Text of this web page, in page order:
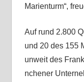
Marienturm“,
Auf rund 2.800
und 20 des 155
unweit des
nchener